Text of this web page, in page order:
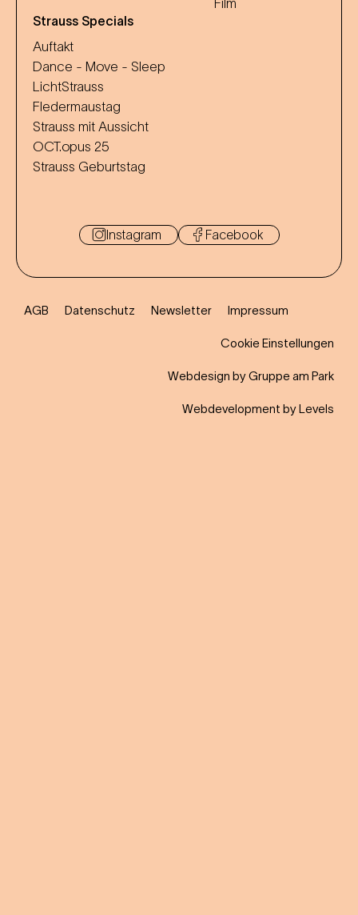
Film
Strauss Specials
Auftakt
Dance - Move - Sleep
LichtStrauss
Fledermaustag
Strauss mit Aussicht
OCT.opus 25
Strauss Geburtstag
Instagram Facebook
AGB Datenschutz Newsletter Impressum
Cookie Einstellungen
Webdesign by Gruppe am Park
Webdevelopment by Levels